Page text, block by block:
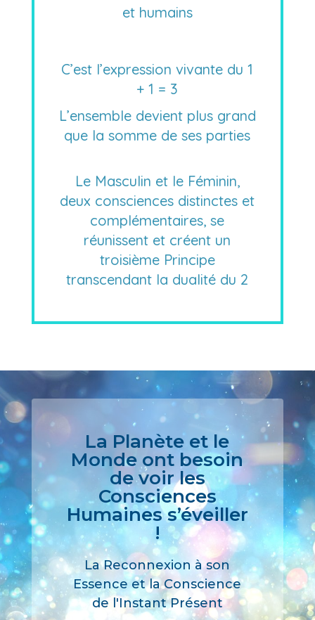
et humains
C’est l’expression vivante du 1
+ 1 = 3
L’ensemble devient plus grand
que la somme de ses parties
Le Masculin et le Féminin,
deux consciences distinctes et
complémentaires, se
réunissent et créent un
troisième Principe
transcendant la dualité du 2
La Planète et le
Monde ont besoin
de voir les
Consciences
Humaines s’éveiller
!
La Reconnexion à son
Essence et la Conscience
de l'Instant Présent